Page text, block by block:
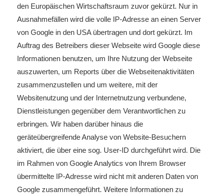
den Europäischen Wirtschaftsraum zuvor gekürzt. Nur in
Ausnahmefällen wird die volle IP-Adresse an einen Server
von Google in den USA übertragen und dort gekürzt. Im
Auftrag des Betreibers dieser Webseite wird Google diese
Informationen benutzen, um Ihre Nutzung der Webseite
auszuwerten, um Reports über die Webseitenaktivitäten
zusammenzustellen und um weitere, mit der
Websitenutzung und der Internetnutzung verbundene,
Dienstleistungen gegenüber dem Verantwortlichen zu
erbringen. Wir haben darüber hinaus die
geräteübergreifende Analyse von Website-Besuchern
aktiviert, die über eine sog. User-ID durchgeführt wird. Die
im Rahmen von Google Analytics von Ihrem Browser
übermittelte IP-Adresse wird nicht mit anderen Daten von
Google zusammengeführt. Weitere Informationen zu